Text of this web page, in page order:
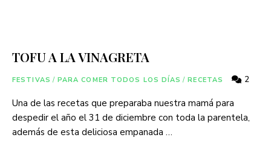
TOFU A LA VINAGRETA
FESTIVAS / PARA COMER TODOS LOS DÍAS / RECETAS 2
Una de las recetas que preparaba nuestra mamá para
despedir el año el 31 de diciembre con toda la parentela,
además de esta deliciosa empanada …